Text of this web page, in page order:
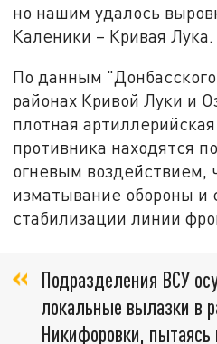
но нашим удалось
Каленики – Кривая Лука.
По данным
районах Кривой Луки и
плотная
противника находятся
огневым воздействием,
изматывание обороны и
стабилизации линии
Подразделения ВСУ
локальные вылазки в
Никифоровки, пытаясь